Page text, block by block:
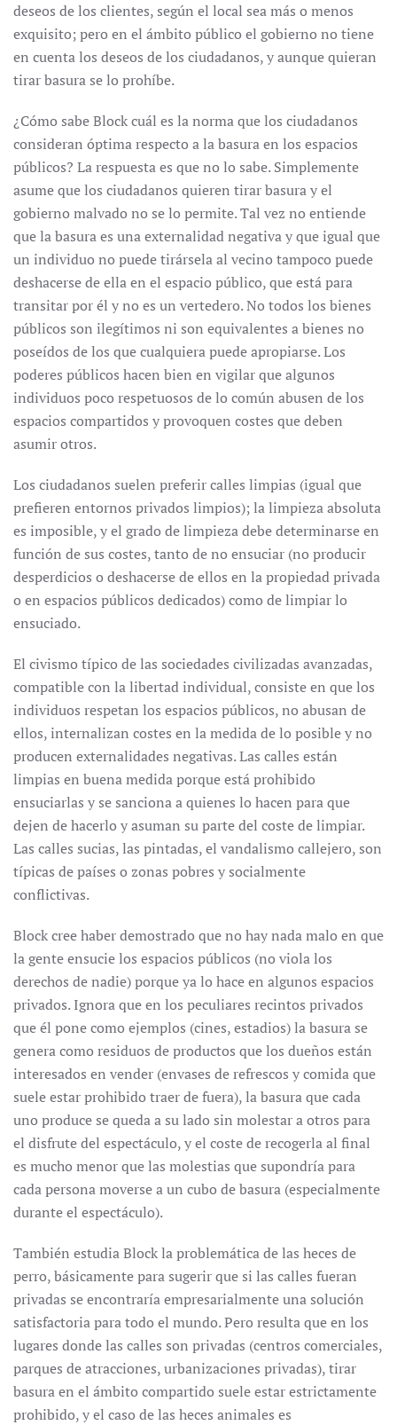
deseos de los clientes, según el local sea más o menos
exquisito; pero en el ámbito público el gobierno no tiene
en cuenta los deseos de los ciudadanos, y aunque quieran
tirar basura se lo prohíbe.
¿Cómo sabe Block cuál es la norma que los ciudadanos
consideran óptima respecto a la basura en los espacios
públicos? La respuesta es que no lo sabe. Simplemente
asume que los ciudadanos quieren tirar basura y el
gobierno malvado no se lo permite. Tal vez no entiende
que la basura es una externalidad negativa y que igual que
un individuo no puede tirársela al vecino tampoco puede
deshacerse de ella en el espacio público, que está para
transitar por él y no es un vertedero. No todos los bienes
públicos son ilegítimos ni son equivalentes a bienes no
poseídos de los que cualquiera puede apropiarse. Los
poderes públicos hacen bien en vigilar que algunos
individuos poco respetuosos de lo común abusen de los
espacios compartidos y provoquen costes que deben
asumir otros.
Los ciudadanos suelen preferir calles limpias (igual que
prefieren entornos privados limpios); la limpieza absoluta
es imposible, y el grado de limpieza debe determinarse en
función de sus costes, tanto de no ensuciar (no producir
desperdicios o deshacerse de ellos en la propiedad privada
o en espacios públicos dedicados) como de limpiar lo
ensuciado.
El civismo típico de las sociedades civilizadas avanzadas,
compatible con la libertad individual, consiste en que los
individuos respetan los espacios públicos, no abusan de
ellos, internalizan costes en la medida de lo posible y no
producen externalidades negativas. Las calles están
limpias en buena medida porque está prohibido
ensuciarlas y se sanciona a quienes lo hacen para que
dejen de hacerlo y asuman su parte del coste de limpiar.
Las calles sucias, las pintadas, el vandalismo callejero, son
típicas de países o zonas pobres y socialmente
conflictivas.
Block cree haber demostrado que no hay nada malo en que
la gente ensucie los espacios públicos (no viola los
derechos de nadie) porque ya lo hace en algunos espacios
privados. Ignora que en los peculiares recintos privados
que él pone como ejemplos (cines, estadios) la basura se
genera como residuos de productos que los dueños están
interesados en vender (envases de refrescos y comida que
suele estar prohibido traer de fuera), la basura que cada
uno produce se queda a su lado sin molestar a otros para
el disfrute del espectáculo, y el coste de recogerla al final
es mucho menor que las molestias que supondría para
cada persona moverse a un cubo de basura (especialmente
durante el espectáculo).
También estudia Block la problemática de las heces de
perro, básicamente para sugerir que si las calles fueran
privadas se encontraría empresarialmente una solución
satisfactoria para todo el mundo. Pero resulta que en los
lugares donde las calles son privadas (centros comerciales,
parques de atracciones, urbanizaciones privadas), tirar
basura en el ámbito compartido suele estar estrictamente
prohibido, y el caso de las heces animales es